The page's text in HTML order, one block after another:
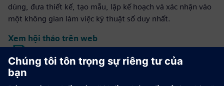
dùng, đưa thiết kế, tạo mẫu, lập kế hoạch và xác nhận vào
một không gian làm việc kỹ thuật số duy nhất.
Xem hội thảo trên web
Đọc